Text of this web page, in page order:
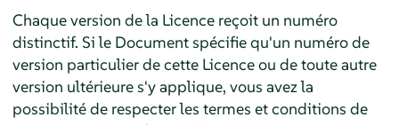
Chaque version de la Licence reçoit un numéro
distinctif. Si le Document spécifie qu'un numéro de
version particulier de cette Licence ou de toute autre
version ultérieure s'y applique, vous avez la
possibilité de respecter les termes et conditions de